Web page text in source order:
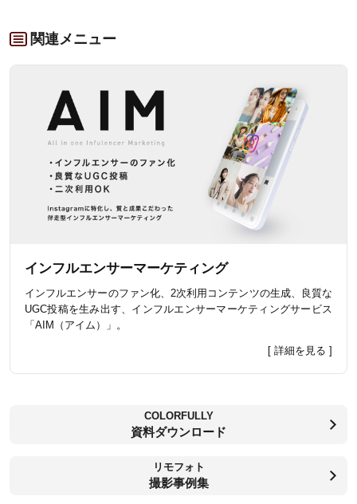
関連メニュー
インフルエンサーマーケティング
インフルエンサーのファン化、2次利用コンテンツの生成、良質な
UGC投稿を生み出す、インフルエンサーマーケティングサービス
「AIM（アイム）」。
[ 詳細を見る ]
COLORFULLY
資料ダウンロード
リモフォト
撮影事例集